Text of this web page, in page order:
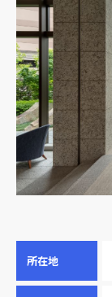
所在地